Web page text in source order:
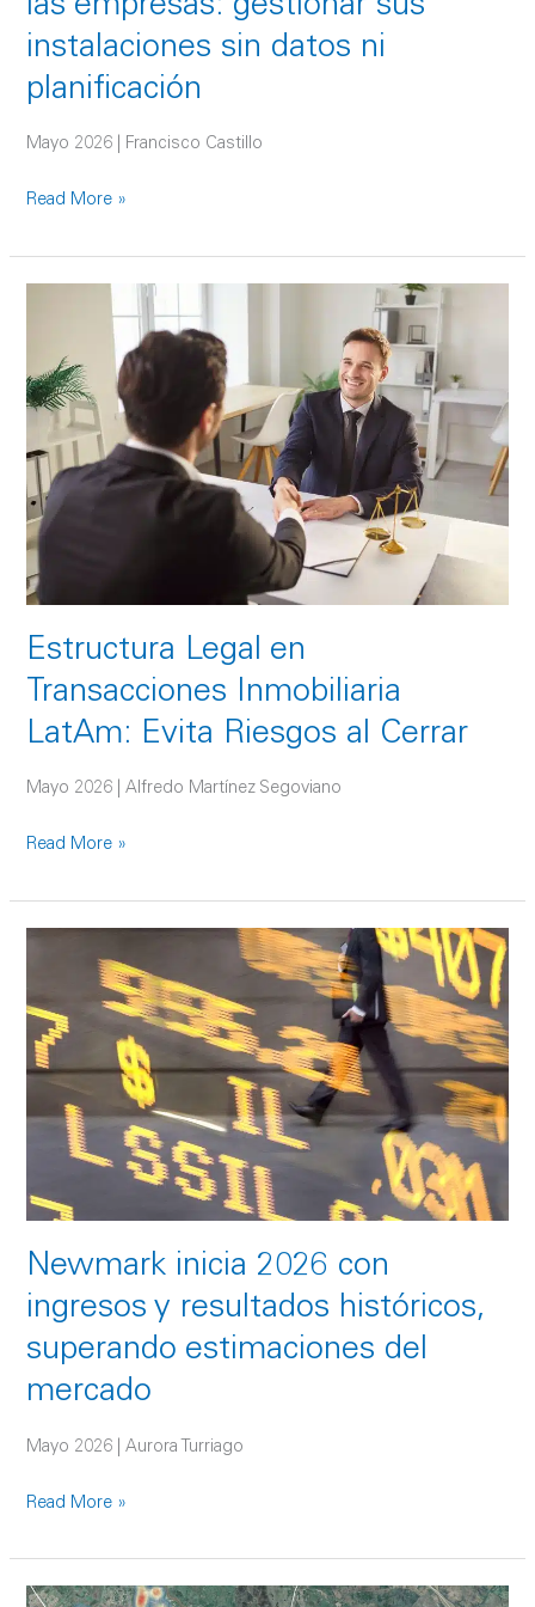
las empresas: gestionar sus
instalaciones sin datos ni
planificación
Mayo 2026 | Francisco Castillo
sin
datos ni
planificación
Read More »
Estructura Legal en
Transacciones Inmobiliaria
LatAm: Evita Riesgos al Cerrar
Mayo 2026 | Alfredo Martínez Segoviano
Transacciones
Inmobiliaria
LatAm:
Evita
Riesgos
al
Read More »
Newmark inicia 2026 con
ingresos y resultados históricos,
superando estimaciones del
mercado
Mayo 2026 | Aurora Turriago
Newmark
2026
con
ingresos
resultados
históricos,
estimaciones
mercado
Read More »
El